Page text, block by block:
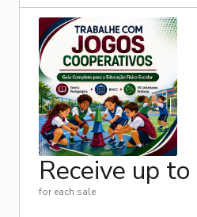
Receive up to
for each sale